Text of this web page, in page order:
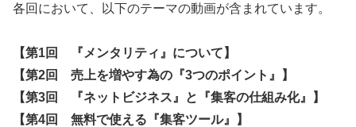
各回において、以下のテーマの動画が含まれています。
【第1回 『メンタリティ』について】
【第2回 売上を増やす為の『3つのポイント』】
【第3回 『ネットビジネス』と『集客の仕組み化』】
【第4回 無料で使える『集客ツール』】